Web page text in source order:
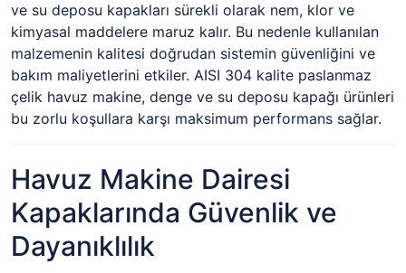
ve su deposu kapakları sürekli olarak nem, klor ve
kimyasal maddelere maruz kalır. Bu nedenle kullanılan
malzemenin kalitesi doğrudan sistemin güvenliğini ve
bakım maliyetlerini etkiler. AISI 304 kalite paslanmaz
çelik havuz makine, denge ve su deposu kapağı ürünleri
bu zorlu koşullara karşı maksimum performans sağlar.
Havuz Makine Dairesi
Kapaklarında Güvenlik ve
Dayanıklılık